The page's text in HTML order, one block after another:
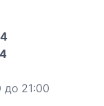
21:00